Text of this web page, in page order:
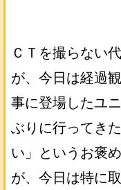
ＣＴを撮らない
が、今日は経過
事に登場したユ
ぶりに行ってき
い」というお褒
が、今日は特に